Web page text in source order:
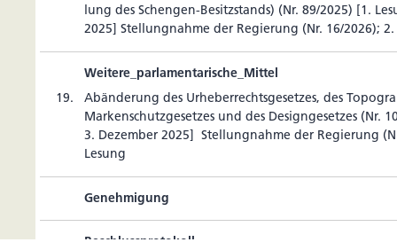
lung des Schengen-Besitz­stands) (Nr. 89/2025) [1.
2025] Stel­lung­nahme der Regie­rung (Nr. 16/2026); 2.
Weitere_parlamentarische_Mittel
19.
Abän­de­rung des Urhe­ber­rechts­ge­setzes, des
Mar­ken­schutz­ge­setzes und des Desi­gn­ge­setzes (Nr.
3. Dezember 2025] Stel­lung­nahme der Regie­rung
Lesung
Genehmigung
Beschlussprotokoll